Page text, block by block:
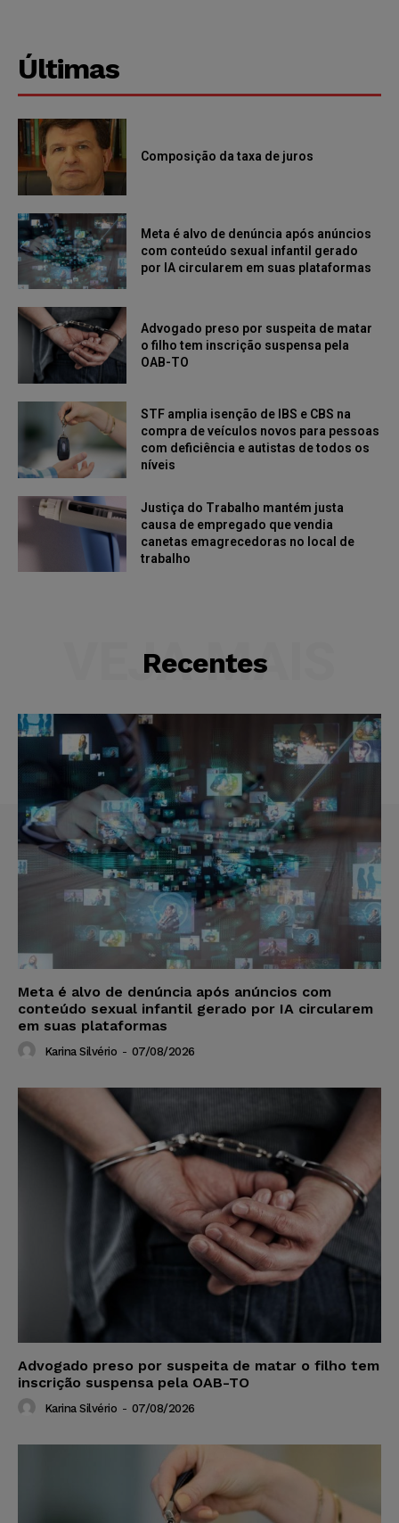
Últimas
Composição da taxa de juros
Meta é alvo de denúncia após anúncios
com conteúdo sexual infantil gerado
por IA circularem em suas plataformas
Advogado preso por suspeita de matar
o filho tem inscrição suspensa pela
OAB-TO
STF amplia isenção de IBS e CBS na
compra de veículos novos para pessoas
com deficiência e autistas de todos os
níveis
Justiça do Trabalho mantém justa
causa de empregado que vendia
canetas emagrecedoras no local de
trabalho
Recentes
VEJA MAIS
Meta é alvo de denúncia após anúncios com
conteúdo sexual infantil gerado por IA circularem
em suas plataformas
Karina Silvério - 07/08/2026
Advogado preso por suspeita de matar o filho tem
inscrição suspensa pela OAB-TO
Karina Silvério - 07/08/2026